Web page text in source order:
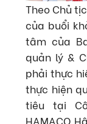
Theo Chủ
của buổi
tâm của
quản lý &
phải thực
thực hiện
tiêu tại
HAMACO